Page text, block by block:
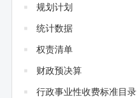
规划计划
统计数据
权责清单
财政预决算
行政事业性收费标准目录